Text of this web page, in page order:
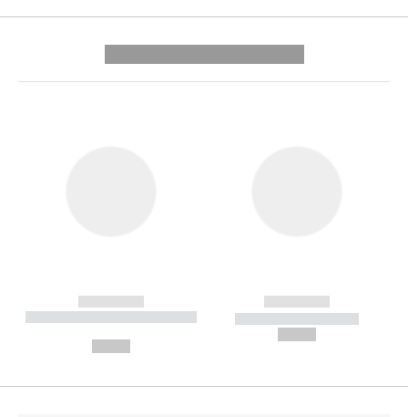
------------
----------- ----------- --------
------------
----------- -----------